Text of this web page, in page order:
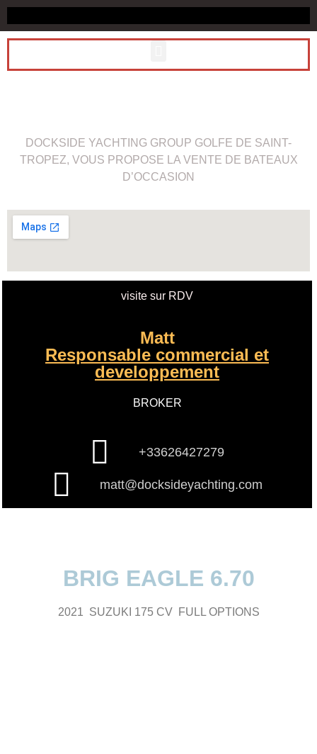
DOCKSIDE YACHTING GROUP GOLFE DE SAINT-
TROPEZ, VOUS PROPOSE LA VENTE DE BATEAUX
D’OCCASION
visite sur RDV
Matt
Responsable commercial et
developpement
BROKER
+33626427279
matt@docksideyachting.com
BRIG EAGLE 6.70
2021 SUZUKI 175 CV FULL OPTIONS